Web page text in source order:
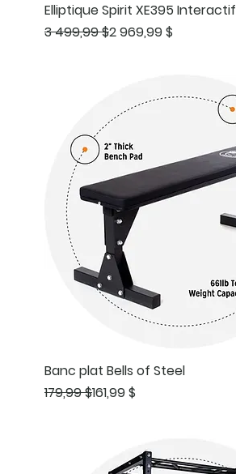
Elliptique Spirit XE395 Interactif
Prix original
3 499,99 $
Prix promotionnel
2 969,99 $
Banc plat Bells of Steel
Prix original
179,99 $
Prix promotionnel
161,99 $